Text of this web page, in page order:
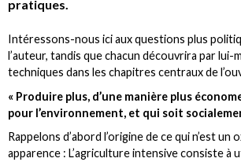
pratiques.
Intéressons-nous ici aux questions plus
l’auteur, tandis que chacun découvrira par lui-
techniques dans les chapitres centraux de
« Produire plus, d’une manière plus
pour l’environnement, et qui soit
Rappelons d’abord l’origine de ce qui n’est un
apparence : L’agriculture intensive consiste à